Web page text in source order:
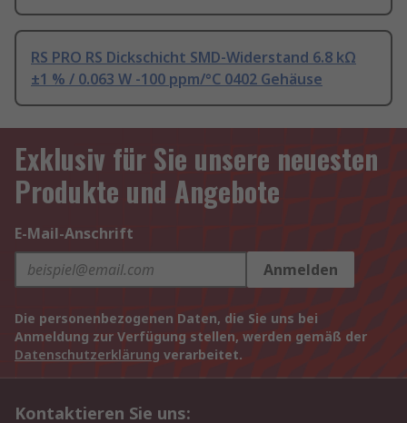
RS PRO RS Dickschicht SMD-Widerstand 6.8 kΩ
±1 % / 0.063 W -100 ppm/°C 0402 Gehäuse
Exklusiv für Sie unsere neuesten
Produkte und Angebote
E-Mail-Anschrift
Anmelden
Die personenbezogenen Daten, die Sie uns bei
Anmeldung zur Verfügung stellen, werden gemäß der
Datenschutzerklärung verarbeitet.
Kontaktieren Sie uns: